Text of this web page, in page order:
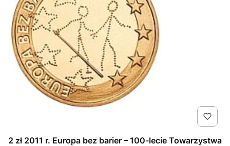
2 zł 2011 r. Europa bez barier – 100-lecie Towarzystwa